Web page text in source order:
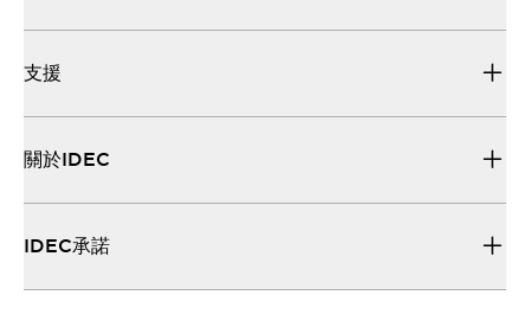
支援
關於IDEC
IDEC承諾